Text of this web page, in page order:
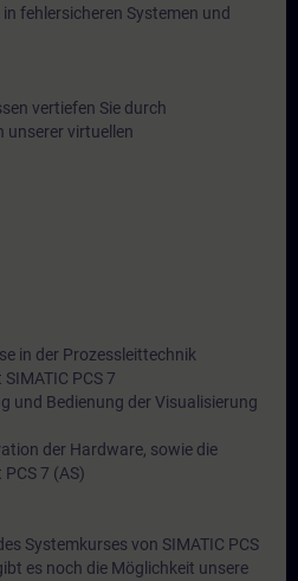
fehlersicheren Systemen und
vertiefen Sie durch
unserer virtuellen
in der Prozessleittechnik
PCS 7
und Bedienung der Visualisierung
der Hardware, sowie die
7 (AS)
Systemkurses von SIMATIC PCS
es noch die Möglichkeit unsere